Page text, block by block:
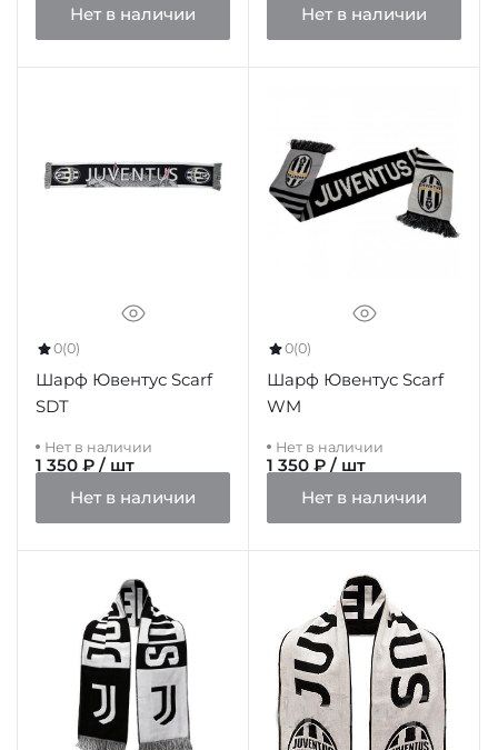
Нет в наличии Нет в наличии
0(0)
Шарф Ювентус Scarf
SDT
Нет в наличии
1 350 ₽ / шт
Нет в наличии
0(0)
Шарф Ювентус Scarf
WM
Нет в наличии
1 350 ₽ / шт
Нет в наличии